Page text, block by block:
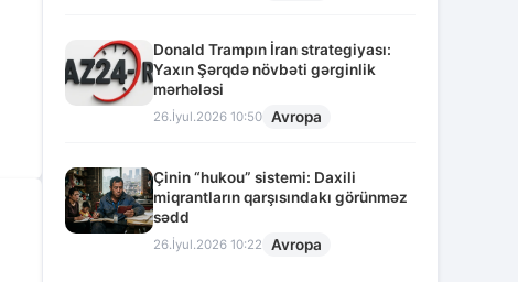
Donald Trampın İran strategiyası:
Yaxın Şərqdə növbəti gərginlik
mərhələsi
26.İyul.2026 10:50 Avropa
Çinin “hukou” sistemi: Daxili
miqrantların qarşısındakı görünməz
sədd
26.İyul.2026 10:22 Avropa